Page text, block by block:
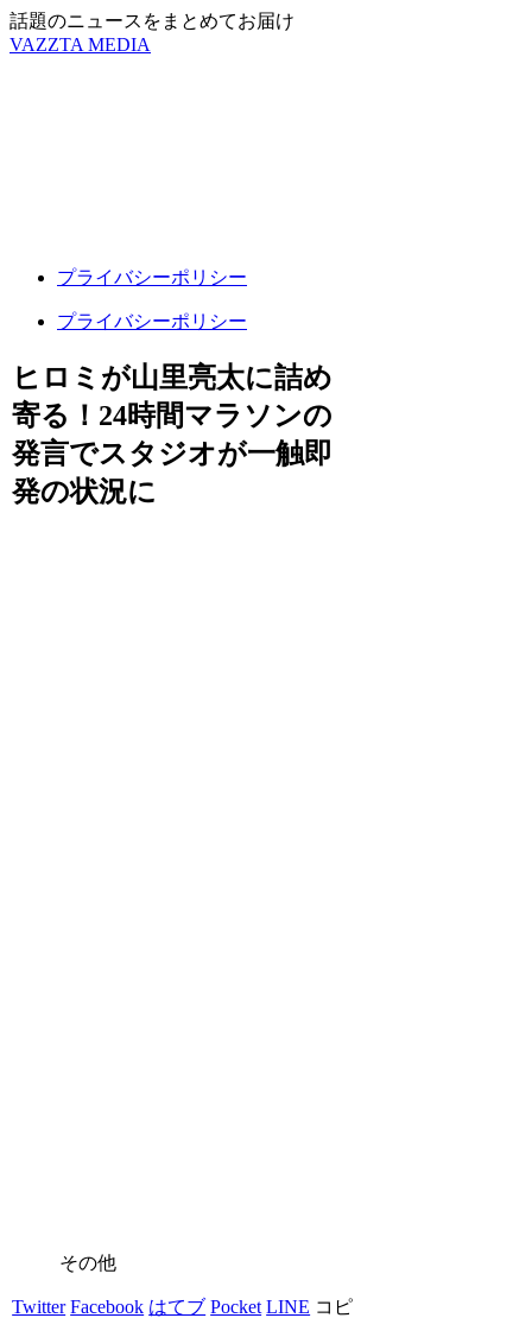
話題のニュースをまとめてお届け
VAZZTA MEDIA
プライバシーポリシー
プライバシーポリシー
ヒロミが山里亮太に詰め
寄る！24時間マラソンの
発言でスタジオが一触即
発の状況に
その他
Twitter Facebook はてブ Pocket LINE コピ